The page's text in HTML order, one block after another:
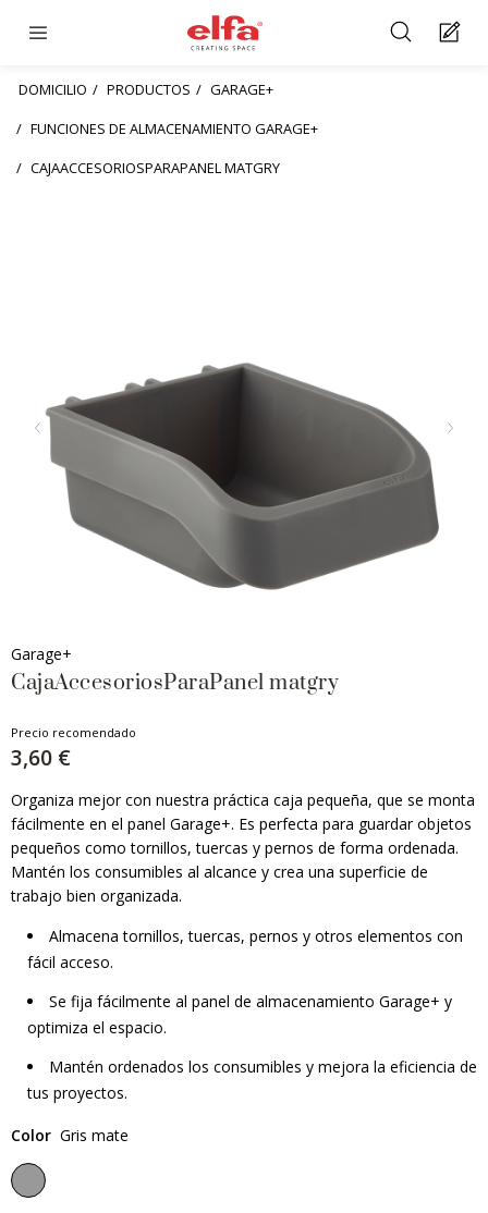
DOMICILIO PRODUCTOS
GARAGE+
FUNCIONES DE ALMACENAMIENTO GARAGE+
CAJAACCESORIOSPARAPANEL MATGRY
Garage+
CajaAccesoriosParaPanel matgry
Precio recomendado
3,60 €
Organiza mejor con nuestra práctica caja pequeña, que se monta
fácilmente en el panel Garage+. Es perfecta para guardar objetos
pequeños como tornillos, tuercas y pernos de forma ordenada.
Mantén los consumibles al alcance y crea una superficie de
trabajo bien organizada.
Almacena tornillos, tuercas, pernos y otros elementos con
fácil acceso.
Se fija fácilmente al panel de almacenamiento Garage+ y
optimiza el espacio.
Mantén ordenados los consumibles y mejora la eficiencia de
tus proyectos.
Color Gris mate